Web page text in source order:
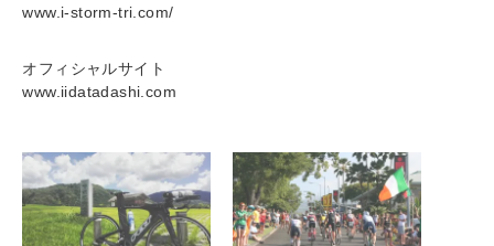
www.i-storm-tri.com/
オフィシャルサイト
www.iidatadashi.com